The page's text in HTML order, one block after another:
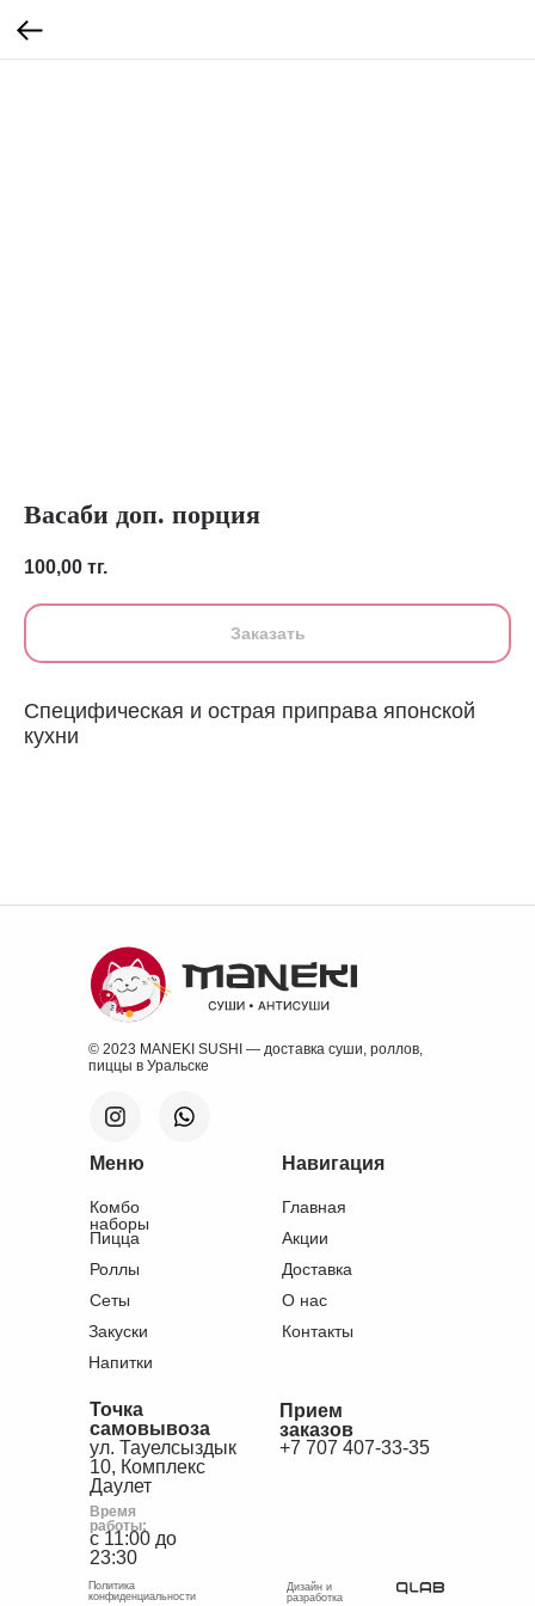
Васаби доп. порция
100,00 тг.
Заказать
Специфическая и острая приправа японской
кухни
+7 707 407-33-35
Прием
заказов
ул. Тауелсыздык
10, Комплекс
Даулет
Точка
самовывоза
с 11:00 до
23:30
Время
работы:
Дизайн и
разработка
Политика
конфиденциальности
Навигация
Главная
Доставка
О нас
Контакты
Акции
Комбо
наборы
Роллы
Сеты
Закуски
Напитки
Пицца
Меню
© 2023 MANEKI SUSHI — доставка суши, роллов,
пиццы в Уральске